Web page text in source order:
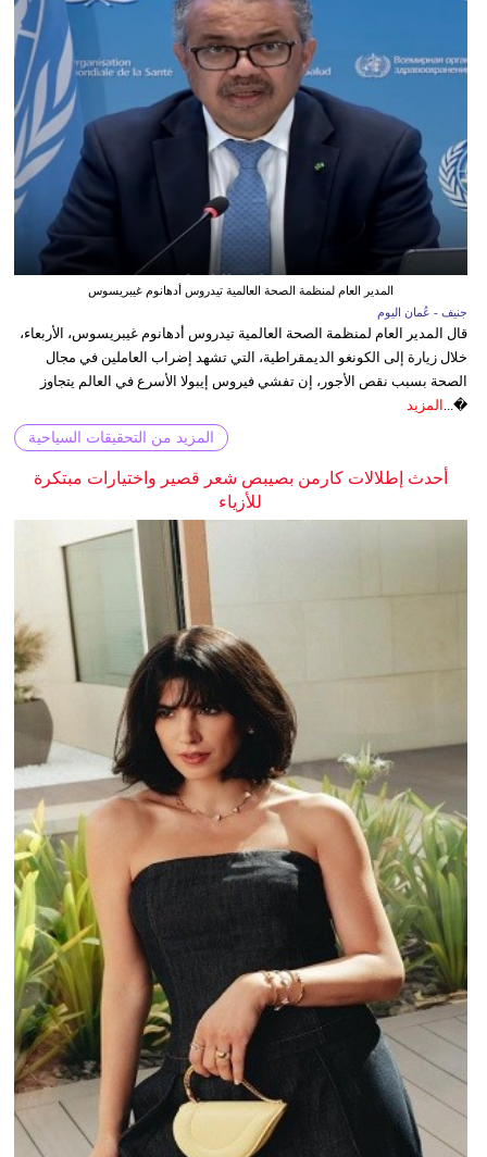
المدير العام لمنظمة الصحة العالمية تيدروس أدهانوم غيبريسوس
جنيف - عُمان اليوم
قال المدير العام لمنظمة الصحة العالمية تيدروس أدهانوم غيبريسوس، الأربعاء،
خلال زيارة إلى الكونغو الديمقراطية، التي تشهد إضراب العاملين في مجال
الصحة بسبب نقص الأجور، إن تفشي فيروس إيبولا الأسرع في العالم يتجاوز
�... المزيد
المزيد من التحقيقات السياحية
أحدث إطلالات كارمن بصيبص شعر قصير واختيارات مبتكرة
للأزياء